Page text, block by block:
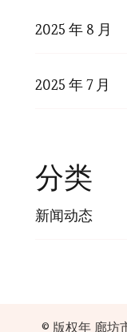
2025 年 8 月
2025 年 7 月
分类
新闻动态
© 版权年 廊坊